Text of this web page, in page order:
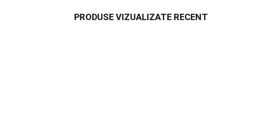
PRODUSE VIZUALIZATE RECENT